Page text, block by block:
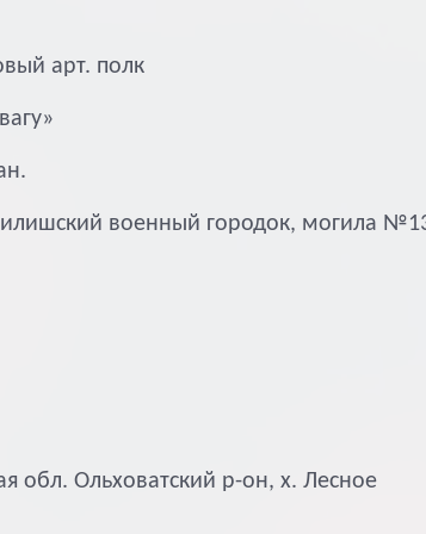
арт. полк
военный городок, могила
обл. Ольховатский р-он, х. Лесное